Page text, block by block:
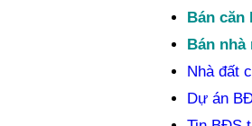
Bán căn
Bán
Nhà đất
Dự án